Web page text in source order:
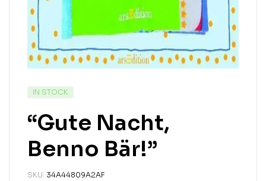
IN STOCK
“Gute Nacht,
Benno Bär!”
SKU: 34A44809A2AF